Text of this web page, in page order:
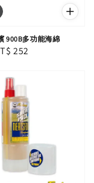
900B多功能海綿
252